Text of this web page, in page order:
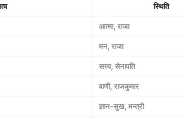
स्थिति
आत्मा, राजा
मन, राजा
सत्त्व, सेनापति
वाणी, राजकुमार
ज्ञान-सुख, मन्त्री